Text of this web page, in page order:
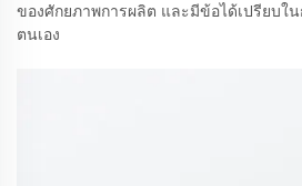
ของศักยภาพการผลิต และมีข้อได้เปรียบใ
ตนเอง